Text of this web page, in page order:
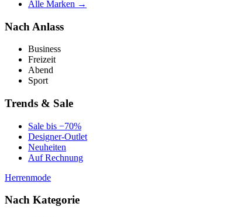
Alle Marken →
Nach Anlass
Business
Freizeit
Abend
Sport
Trends & Sale
Sale bis −70%
Designer-Outlet
Neuheiten
Auf Rechnung
Herrenmode
Nach Kategorie